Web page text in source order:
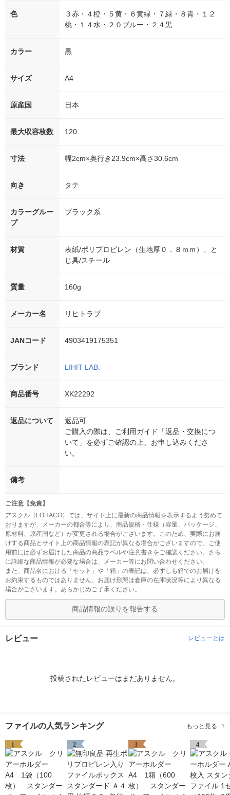
色
３赤・４橙・５黄・６黄緑・７緑・８青・１２
桃・１４水・２０ブルー・２４黒
カラー 黒
サイズ A4
原産国 日本
最大収容枚数 120
寸法 幅2cm×奥行き23.9cm×高さ30.6cm
向き タテ
カラーグルー
プ
ブラック系
材質
表紙/ポリプロピレン（生地厚０．８ｍｍ）、と
じ具/スチール
質量 160g
メーカー名 リヒトラブ
JANコード 4903419175351
ブランド LIHIT LAB.
商品番号 XK22292
返品について
返品可
ご購入の際は、ご利用ガイド「返品・交換につ
いて」を必ずご確認の上、お申し込みくださ
い。
備考
ご注意【免責】
アスクル（LOHACO）では、サイト上に最新の商品情報を表示するよう努めて
おりますが、メーカーの都合等により、商品規格・仕様（容量、パッケージ、
原材料、原産国など）が変更される場合がございます。このため、実際にお届
けする商品とサイト上の商品情報の表記が異なる場合がございますので、ご使
用前には必ずお届けした商品の商品ラベルや注意書きをご確認ください。さら
に詳細な商品情報が必要な場合は、メーカー等にお問い合わせください。
また、商品名における「セット」や「箱」の表記は、必ずしも箱でのお届けを
お約束するものではありません。お届け形態は倉庫の在庫状況等により異なる
場合がございます。あらかじめご了承ください。
商品情報の誤りを報告する
レビュー レビューとは
投稿されたレビューはまだありません。
ファイルの人気ランキング もっと見る
1 2 3 4